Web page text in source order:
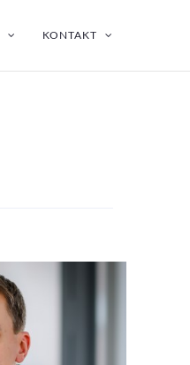
KONTAKT